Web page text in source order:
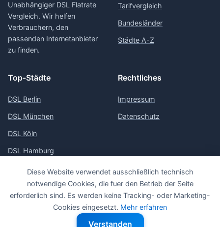
Unabhängiger DSL Flatrate
Vergleich. Wir helfen
Verbrauchern, den
passenden Internetanbieter
zu finden.
Tarifvergleich
Bundesländer
Städte A-Z
Top-Städte
DSL Berlin
DSL München
DSL Köln
DSL Hamburg
DSL Frankfurt
Rechtliches
Impressum
Datenschutz
© 2026 Vergleich-DSL
Diese Website verwendet ausschließlich technisch
notwendige Cookies, die fuer den Betrieb der Seite
erforderlich sind. Es werden keine Tracking- oder Marketing-
Cookies eingesetzt. Mehr erfahren
Verstanden